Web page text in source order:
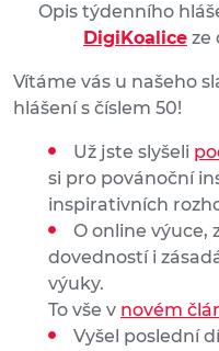
Opis týdenního
DigiKoalice ze
Vítáme vás u našeho
hlášení s číslem 50!
Už jste slyšeli
si pro povánoční
inspirativních
O online výuce,
dovedností i
výuky.
To vše v novém
Vyšel poslední